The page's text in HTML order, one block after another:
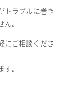
トラブルに巻き
。
にご相談くださ
。